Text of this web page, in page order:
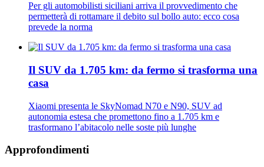
Per gli automobilisti siciliani arriva il provvedimento che
permetterà di rottamare il debito sul bollo auto: ecco cosa
prevede la norma
Il SUV da 1.705 km: da fermo si trasforma una
casa
Xiaomi presenta le SkyNomad N70 e N90, SUV ad
autonomia estesa che promettono fino a 1.705 km e
trasformano l’abitacolo nelle soste più lunghe
Approfondimenti